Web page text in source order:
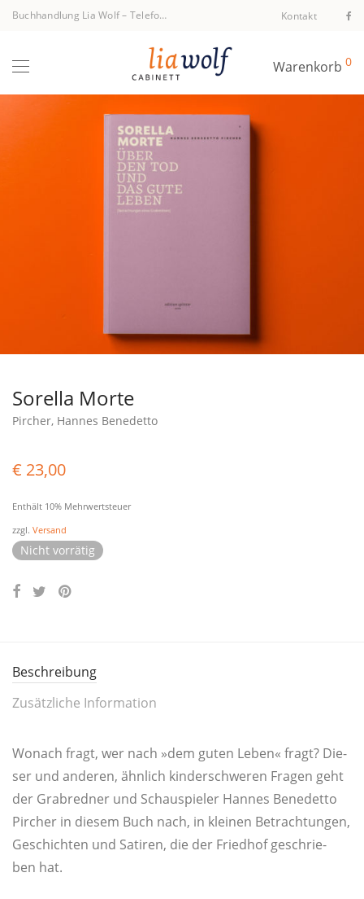
Buchhandlung Lia Wolf– Telefon +43 1 512 40 94 Kontakt
Warenkorb 0
Sorella Morte
Pircher, Hannes Benedetto
€ 23,00
Enthält 10% Mehrwertsteuer
zzgl. Versand
Nicht vorrätig
Beschreibung
Zusätzliche Information
Wonach fragt, wer nach »dem guten Leben« fragt? Die­
ser und ande­ren, ähn­lich kin­der­schwe­ren Fra­gen geht
der Grab­red­ner und Schau­spie­ler Han­nes Bene­det­to
Pir­cher in die­sem Buch nach, in klei­nen Betrach­tun­gen,
Geschich­ten und Sati­ren, die der Fried­hof geschrie­
ben hat.